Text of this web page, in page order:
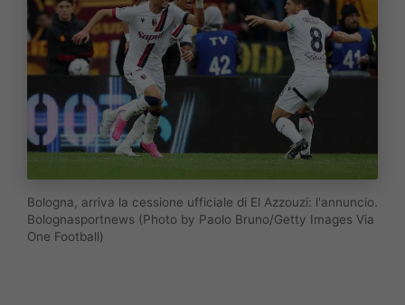
Bologna, arriva la cessione ufficiale di El Azzouzi: l'annuncio.
Bolognasportnews (Photo by Paolo Bruno/Getty Images Via
One Football)